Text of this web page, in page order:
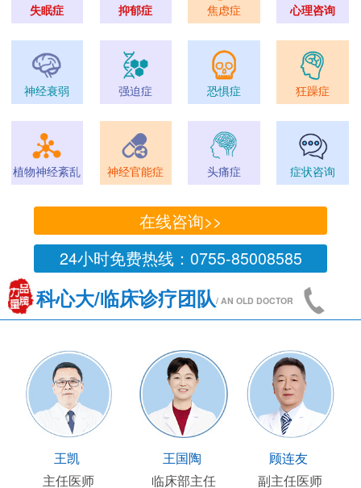
失眠症 抑郁症 焦虑症 心理咨询
神经衰弱 强迫症 恐惧症 狂躁症
植物神经紊乱 神经官能症 头痛症 症状咨询
在线咨询>>
24小时免费热线：0755-85008585
科心大/临床诊疗团队/ AN OLD DOCTOR
王凯
主任医师
王国陶
临床部主任
顾连友
副主任医师